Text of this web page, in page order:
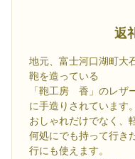
返
地元、富士河口湖町大
鞄を造っている
「鞄工房 香」のレザ
に手造りされています。
おしゃれだけでなく、
何処にでも持って行き
行にも使えます。